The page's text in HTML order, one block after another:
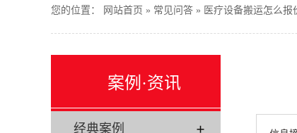
您的位置： 网站首页 » 常见问答 » 医疗设备搬运怎么报
案例·资讯
经典案例